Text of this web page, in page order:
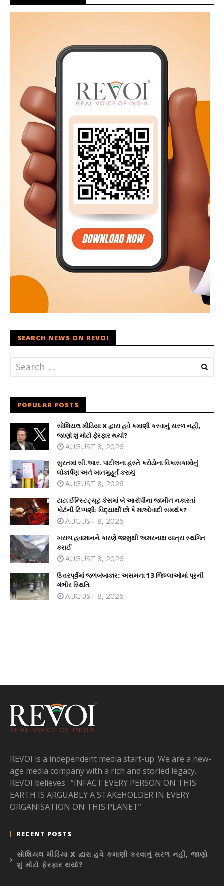
SEARCH NEWS ON REVOI
POPULAR POSTS
સોશિયલ મીડિયા X દ્વારા હવે કમાણી કરવાનું સરળ નહીં,
જાણો શું મોટો ફેરફાર થયો?
AUGUST 8, 2026
સુરતમાં સી.આર. પાટીલના હસ્તે કરોડોના વિકાસકામોનું
લોકાર્પણ અને ખાતમુહૂર્ત કરાયું
AUGUST 8, 2026
ટાટા ઈન્સ્ટિટ્યૂટ કેસમાં બે આરોપીના જામીન નકારતાં
કોર્ટની ટિપ્પણીઃ વિદ્યાર્થી છો કે માઓવાદી સમર્થક?
AUGUST 8, 2026
ખરાબ હવામાનને કારણે જમ્મુથી અમરનાથ યાત્રા સ્થગિત
કરાઈ
AUGUST 8, 2026
ઉત્તરપૂર્વમાં જળબંબાકાર: અસમના 13 જિલ્લાઓમાં પૂરની
ગંભીર સ્થિતિ
AUGUST 8, 2026
REVOI is a independent media start-up. We are a new-
age media company with a rich and storied legacy.
REVOI believes : “INFACT EVERY PERSON ON THIS
EARTH IS ARGUABLY A STAKEHOLDER IN EVERY
ORGANISATION ON THIS PLANET”
RECENT POSTS
સોશિયલ મીડિયા X દ્વારા હવે કમાણી કરવાનું સરળ નહીં, જાણો
શું મોટો ફેરફાર થયો?